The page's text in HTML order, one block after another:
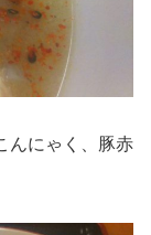
んにゃく、豚赤